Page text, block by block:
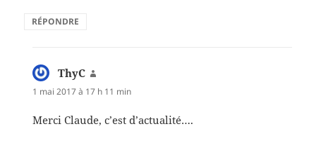
RÉPONDRE
ThyC
1 mai 2017 à 17 h 11 min
Merci Claude, c’est d’actualité….